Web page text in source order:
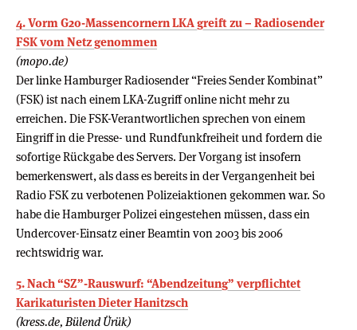
4. Vorm G20-Massencornern LKA greift zu – Radiosender
FSK vom Netz genommen
(mopo.de)
Der linke Hamburger Radiosender “Freies Sender Kombinat”
(FSK) ist nach einem LKA-Zugriff online nicht mehr zu
erreichen. Die FSK-Verantwortlichen sprechen von einem
Eingriff in die Presse- und Rundfunkfreiheit und fordern die
sofortige Rückgabe des Servers. Der Vorgang ist insofern
bemerkenswert, als dass es bereits in der Vergangenheit bei
Radio FSK zu verbotenen Polizeiaktionen gekommen war. So
habe die Hamburger Polizei eingestehen müssen, dass ein
Undercover-Einsatz einer Beamtin von 2003 bis 2006
rechtswidrig war.
5. Nach “SZ”-Rauswurf: “Abendzeitung” verpflichtet
Karikaturisten Dieter Hanitzsch
(kress.de, Bülend Ürük)